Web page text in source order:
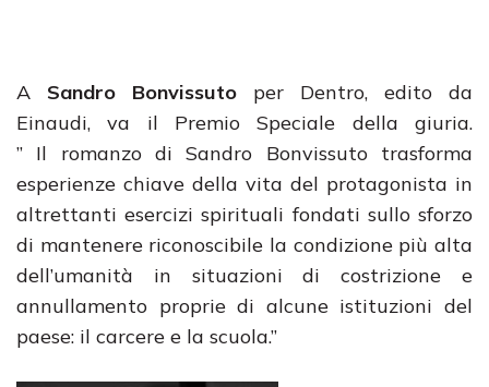
A Sandro Bonvissuto per Dentro, edito da
Einaudi, va il Premio Speciale della giuria.
” Il romanzo di Sandro Bonvissuto trasforma
esperienze chiave della vita del protagonista in
altrettanti esercizi spirituali fondati sullo sforzo
di mantenere riconoscibile la condizione più alta
dell’umanità in situazioni di costrizione e
annullamento proprie di alcune istituzioni del
paese: il carcere e la scuola.”